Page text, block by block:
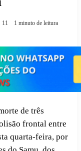
11 1 minuto de leitura
de três
frontal entre
quarta-feira, por